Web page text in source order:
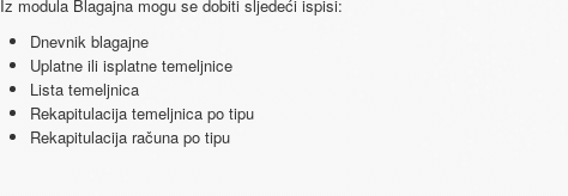
Iz modula Blagajna mogu se dobiti sljedeći ispisi:
Dnevnik blagajne
Uplatne ili isplatne temeljnice
Lista temeljnica
Rekapitulacija temeljnica po tipu
Rekapitulacija računa po tipu